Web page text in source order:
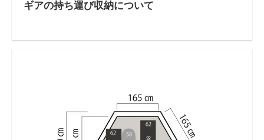
ギアの持ち運び収納について